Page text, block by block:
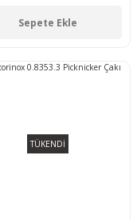
Sepete Ekle
TÜKENDİ